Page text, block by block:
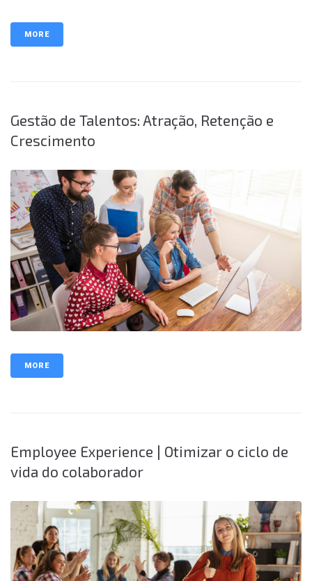
MORE
Gestão de Talentos: Atração, Retenção e
Crescimento
MORE
Employee Experience | Otimizar o ciclo de
vida do colaborador